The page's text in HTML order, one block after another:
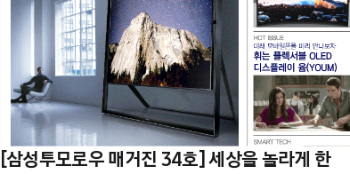
[삼성투모로우 매거진 34호] 세상을 놀라게 한